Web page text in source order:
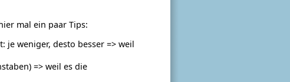
mal ein paar Tips:
je weniger, desto besser => weil
=> weil es die